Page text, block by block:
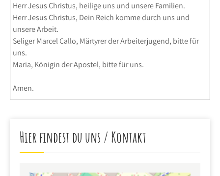
Herr Jesus Christus, heilige uns und unsere Familien.
Herr Jesus Christus, Dein Reich komme durch uns und
unsere Arbeit.
Seliger Marcel Callo, Märtyrer der Arbeiterjugend, bitte für
uns.
Maria, Königin der Apostel, bitte für uns.
Amen.
Hier findest du uns / Kontakt